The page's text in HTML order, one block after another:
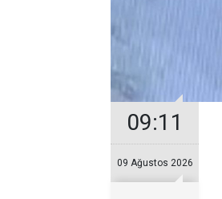
09:11
09 Ağustos 2026